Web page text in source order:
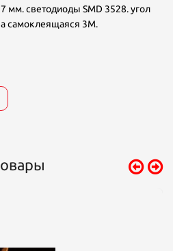
мм. светодиоды SMD 3528. угол
самоклеящаяся 3М.